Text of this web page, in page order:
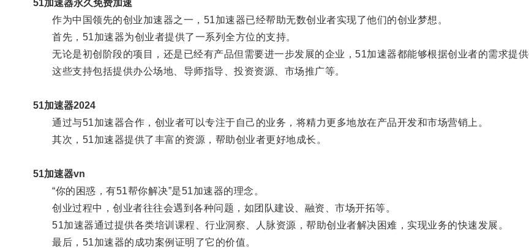
51加速器永久免费加速
作为中国领先的创业加速器之一，51加速器已经帮助无数创业者实现了他们的创业梦想。
首先，51加速器为创业者提供了一系列全方位的支持。
无论是初创阶段的项目，还是已经有产品但需要进一步发展的企业，51加速器都能够根据创业者的需求提供
这些支持包括提供办公场地、导师指导、投资资源、市场推广等。
51加速器2024
通过与51加速器合作，创业者可以专注于自己的业务，将精力更多地放在产品开发和市场营销上。
其次，51加速器提供了丰富的资源，帮助创业者更好地成长。
51加速器vn
“你的困惑，有51帮你解决”是51加速器的理念。
创业过程中，创业者往往会遇到各种问题，如团队建设、融资、市场开拓等。
51加速器通过提供各类培训课程、行业洞察、人脉资源，帮助创业者解决困难，实现业务的快速发展。
最后，51加速器的成功案例证明了它的价值。